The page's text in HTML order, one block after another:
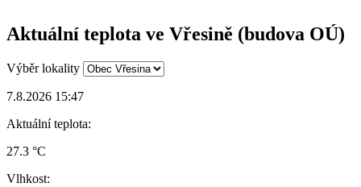
Aktuální teplota ve Vřesině (budova OÚ)
Výběr lokality
7.8.2026 15:47
Aktuální teplota:
27.3 °C
Vlhkost: